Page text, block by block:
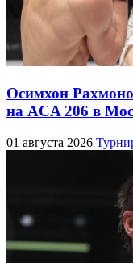
Осимхон
на ACA 206 в
01 августа 2026